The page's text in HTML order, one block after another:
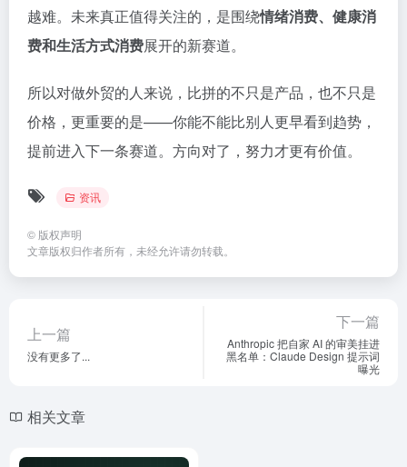
越难。未来真正值得关注的，是围绕情绪消费、健康消
费和生活方式消费展开的新赛道。
所以对做外贸的人来说，比拼的不只是产品，也不只是
价格，更重要的是——你能不能比别人更早看到趋势，
提前进入下一条赛道。方向对了，努力才更有价值。
资讯
© 版权声明
文章版权归作者所有，未经允许请勿转载。
上一篇
没有更多了...
下一篇
Anthropic 把自家 AI 的审美挂进
黑名单：Claude Design 提示词
曝光
相关文章